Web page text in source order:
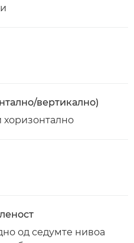
вертикално)
хоризонтално
од седумте нивоа